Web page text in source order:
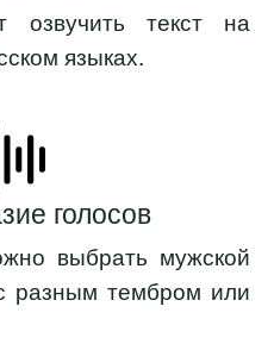
озвучить текст на
языках.
голосов
выбрать мужской
разным тембром или